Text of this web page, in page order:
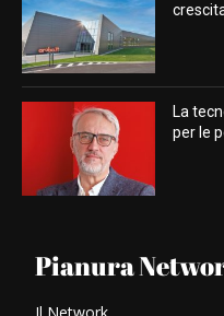
La
per le
Pianura
Il Network